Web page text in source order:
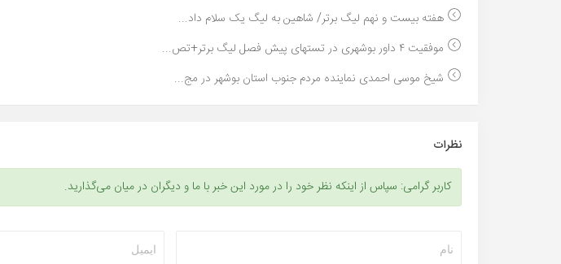
هفته بیست و نهم لیگ برتر/ شاهین به لیگ یک سلام داد...
موفقیت ۴ داور بوشهری در تستهای پیش فصل لیگ برتر+تص...
شیخ موسی احمدی نماینده مردم جنوب استان بوشهر در مج...
نظرات
کاربر گرامی: سپاس از اینکه نظر خود را در مورد این خبر با ما و دیگران در میان می‌گذارید.